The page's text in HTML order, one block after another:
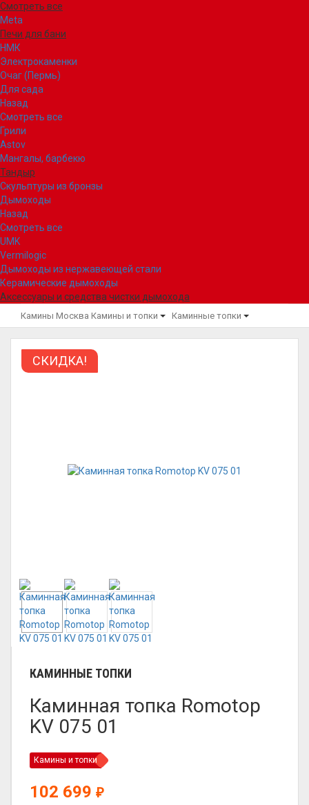
Смотреть все
Meta
Печи для бани
НМК
Электрокаменки
Очаг (Пермь)
Для сада
Назад
Смотреть все
Грили
Astov
Мангалы, барбекю
Тандыр
Скульптуры из бронзы
Дымоходы
Назад
Смотреть все
UMK
Vermilogic
Дымоходы из нержавеющей стали
Керамические дымоходы
Аксессуары и средства чистки дымохода
Камины Москва Камины и топки Каминные топки
СКИДКА!
КАМИННЫЕ ТОПКИ
Каминная топка Romotop
KV 075 01
Камины и топки
102 699 ₽